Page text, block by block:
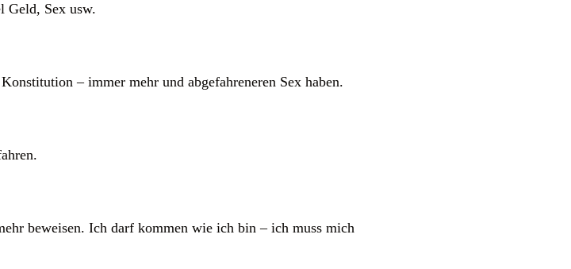
Geld, Sex usw.
– immer mehr und abgefahreneren Sex haben.
beweisen. Ich darf kommen wie ich bin – ich muss mich